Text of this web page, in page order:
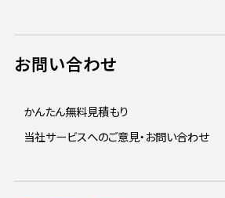
お問い合わせ
かんたん無料見積もり
当社サービスへのご意見・お問い合わせ